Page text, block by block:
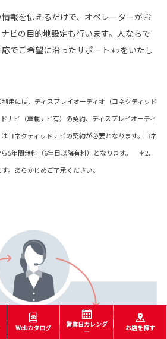
報を伝えるだけで、オペレーターがお
ビの目的地設定も行います。人ならで
でご希望に沿ったサポート ＊2をいたし
用には、ディスプレイオーディオ（コネクティッド
ナビ（車載ナビ有）の契約、ディスプレイオーディ
コネクティッドナビの契約が必要となります。コネ
5年間無料（6年目以降有料）となります。 ＊2.
。あらかじめご了承ください。
Webカタログ
営業日カレンダ
ー
お店を探す